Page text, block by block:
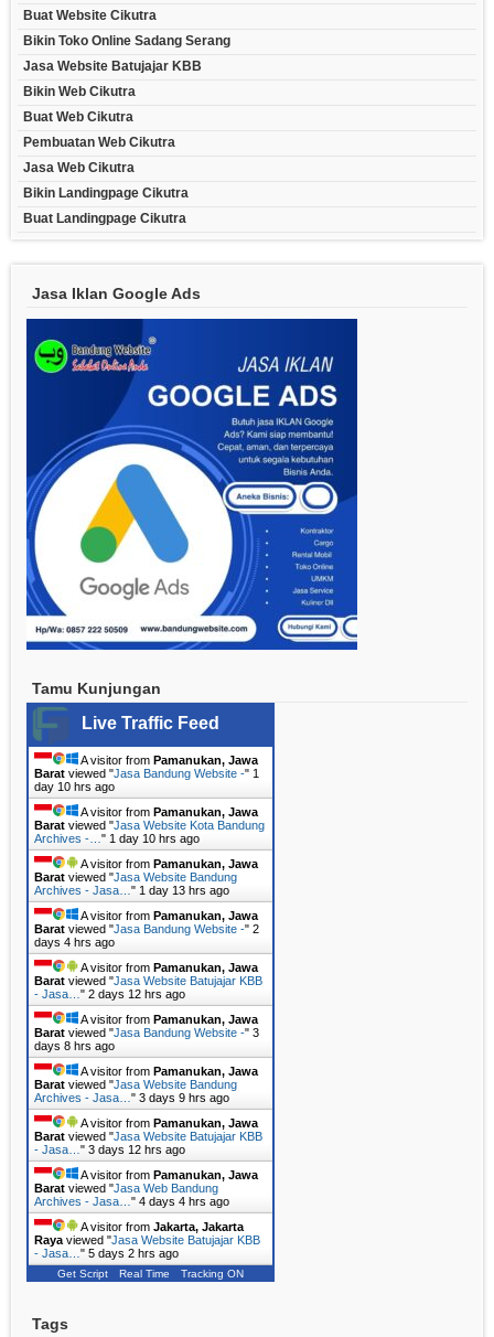
Buat Website Cikutra
Bikin Toko Online Sadang Serang
Jasa Website Batujajar KBB
Bikin Web Cikutra
Buat Web Cikutra
Pembuatan Web Cikutra
Jasa Web Cikutra
Bikin Landingpage Cikutra
Buat Landingpage Cikutra
Jasa Iklan Google Ads
Tamu Kunjungan
Live Traffic Feed
A visitor from Pamanukan, Jawa
Barat viewed "Jasa Bandung Website -" 1
day 10 hrs ago
A visitor from Pamanukan, Jawa
Barat viewed "Jasa Website Kota Bandung
Archives -… " 1 day 10 hrs ago
A visitor from Pamanukan, Jawa
Barat viewed "Jasa Website Bandung
Archives - Jasa… " 1 day 13 hrs ago
A visitor from Pamanukan, Jawa
Barat viewed "Jasa Bandung Website -" 2
days 4 hrs ago
A visitor from Pamanukan, Jawa
Barat viewed "Jasa Website Batujajar KBB
- Jasa… " 2 days 12 hrs ago
A visitor from Pamanukan, Jawa
Barat viewed "Jasa Bandung Website -" 3
days 8 hrs ago
A visitor from Pamanukan, Jawa
Barat viewed "Jasa Website Bandung
Archives - Jasa… " 3 days 9 hrs ago
A visitor from Pamanukan, Jawa
Barat viewed "Jasa Website Batujajar KBB
- Jasa… " 3 days 12 hrs ago
A visitor from Pamanukan, Jawa
Barat viewed "Jasa Web Bandung
Archives - Jasa… " 4 days 4 hrs ago
A visitor from Jakarta, Jakarta
Raya viewed "Jasa Website Batujajar KBB
- Jasa… " 5 days 2 hrs ago
Get Script Real Time Tracking ON
Tags